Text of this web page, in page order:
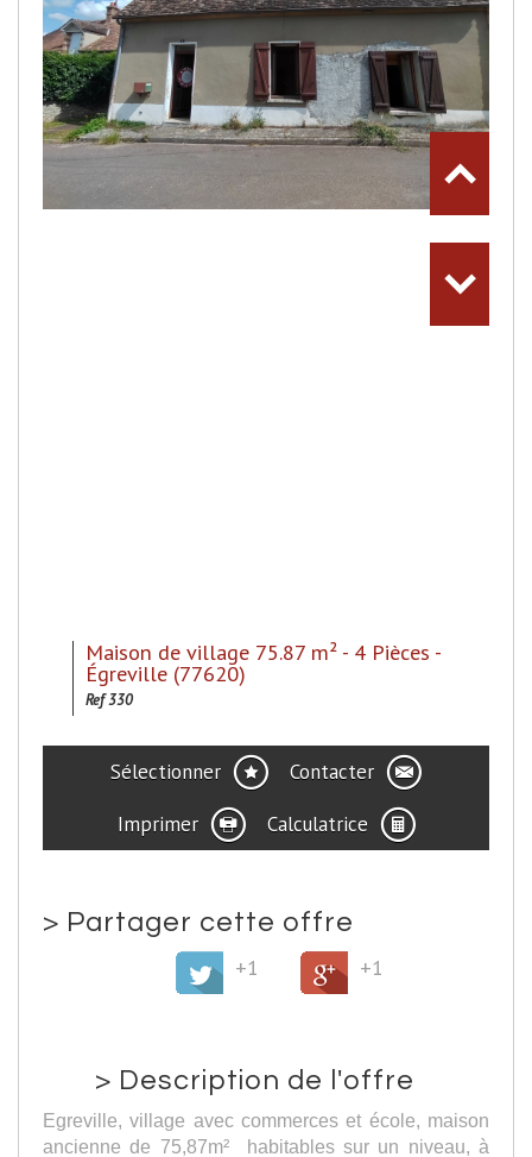
Maison de village 75.87 m² - 4 Pièces -
Égreville (77620)
Ref 330
Sélectionner
Contacter
Imprimer
Calculatrice
> Partager cette offre
+1
+1
> Description de l'offre
Egreville, village avec commerces et école, maison
ancienne de 75,87m² habitables sur un niveau, à